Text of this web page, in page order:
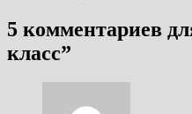
5 комментариев
класс”